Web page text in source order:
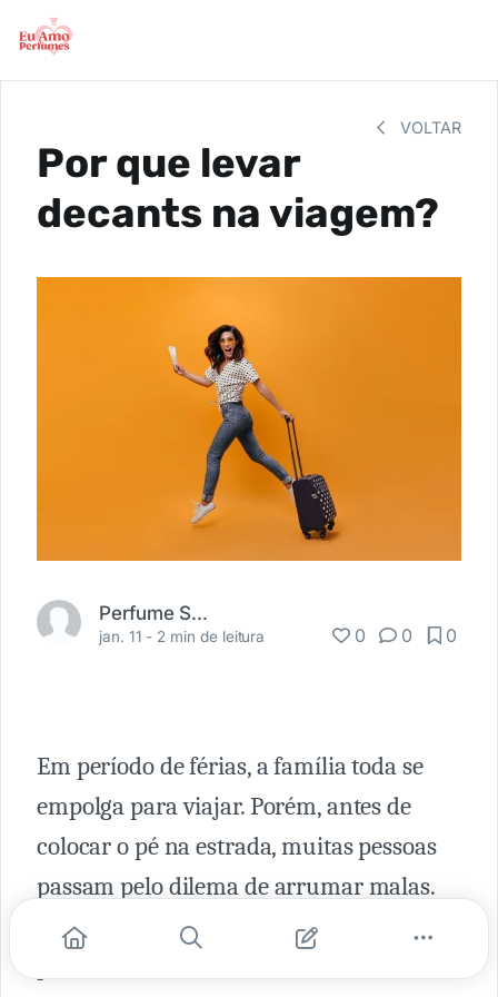
VOLTAR
Por que levar
decants na viagem?
Perfume Shopping
jan. 11 - 2 min de leitura 0 0 0
Em período de férias, a família toda se
empolga para viajar. Porém, antes de
colocar o pé na estrada, muitas pessoas
passam pelo dilema de arrumar malas.
Você sabe quais são os ítens que não